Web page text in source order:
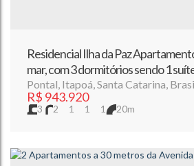
Residencial Ilha da Paz
mar, com 3 dormitórios sendo 1
unidades
R$ 943.920
Pontal, Itapoá,Santa Catarina,
3 2 1 1 1 20m